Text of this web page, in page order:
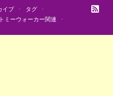
イブ
タグ
トミーウォーカー関連